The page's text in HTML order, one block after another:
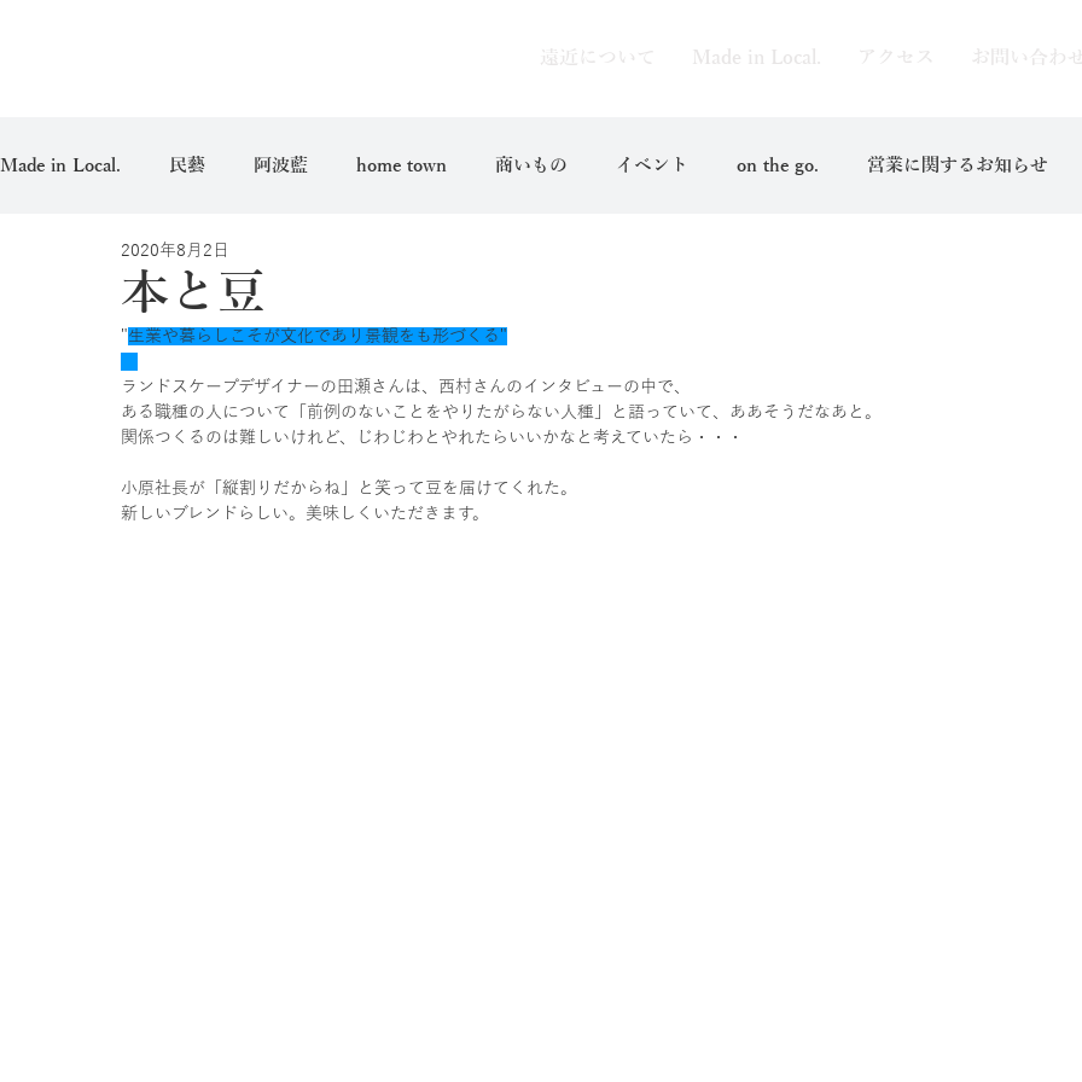
遠近について Made in Local. アクセス お問い合わ
Made in Local. 民藝 阿波藍 home town 商いもの イベント on the go. 営業に関するお知らせ
本と豆
2020年8月2日
"生業や暮らしこそが文化であり景観をも形づくる"
ランドスケープデザイナーの田瀬さんは、西村さんのインタビューの中で、
ある職種の人について「前例のないことをやりたがらない人種」と語っていて、ああそうだなあと。
関係つくるのは難しいけれど、じわじわとやれたらいいかなと考えていたら・・・
小原社長が「縦割りだからね」と笑って豆を届けてくれた。
新しいブレンドらしい。美味しくいただきます。